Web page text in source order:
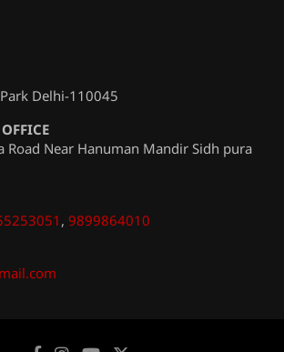
Delhi-110045
Road Near Hanuman Mandir Sidh pura
, 9899864010